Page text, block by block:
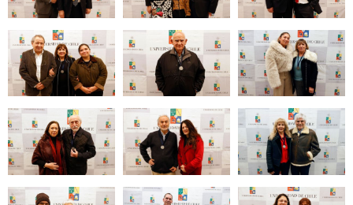
Zoom Zoom Zoom
Zoom Zoom Zoom
Zoom Zoom Zoom